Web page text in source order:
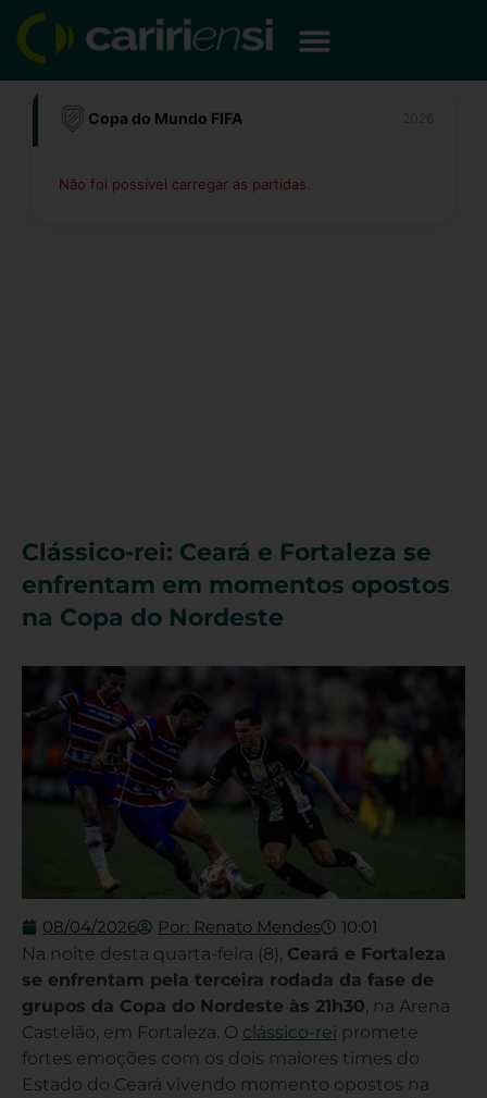
para
conteúdo
Copa do Mundo FIFA
Não foi possível carregar as partidas.
Clássico-rei: Ceará e Fortaleza se
enfrentam em momentos opostos
na Copa do Nordeste
08/04/2026 Por: Renato Mendes 10:01
Na noite desta quarta-feira (8), Ceará e Fortaleza
se enfrentam pela terceira rodada da fase de
grupos da Copa do Nordeste às 21h30, na Arena
Castelão, em Fortaleza. O clássico-rei promete
fortes emoções com os dois maiores times do
Estado do Ceará vivendo momento opostos na